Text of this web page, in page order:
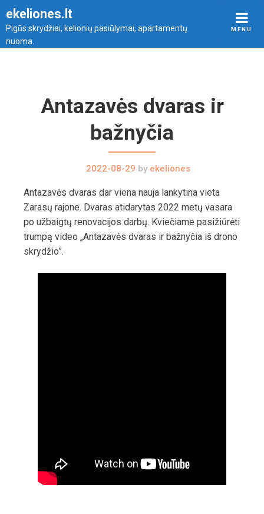
Skip
to
content
ekeliones.lt
Pigūs skrydžiai, kelionių pasiūlymai, apartamentų
nuoma.
MENU
Antazavės dvaras ir
bažnyčia
2022-08-29 byekeliones
Antazavės dvaras dar viena nauja lankytina vieta
Zarasų rajone. Dvaras atidarytas 2022 metų vasara
po užbaigtų renovacijos darbų. Kviečiame pasižiūrėti
trumpą video „Antazavės dvaras ir bažnyčia iš drono
skrydžio”.